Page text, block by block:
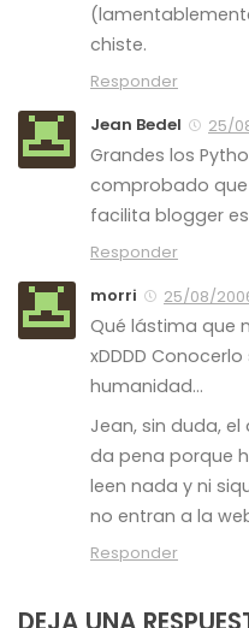
chiste.
Responder
Jean Bedel
25/
Grandes los
comprobado
facilita blogger
Responder
morri
25/08/
Qué lástima que
xDDDD
humanidad…
Jean, sin duda,
da pena porque
leen nada y ni
no entran a la
Responder